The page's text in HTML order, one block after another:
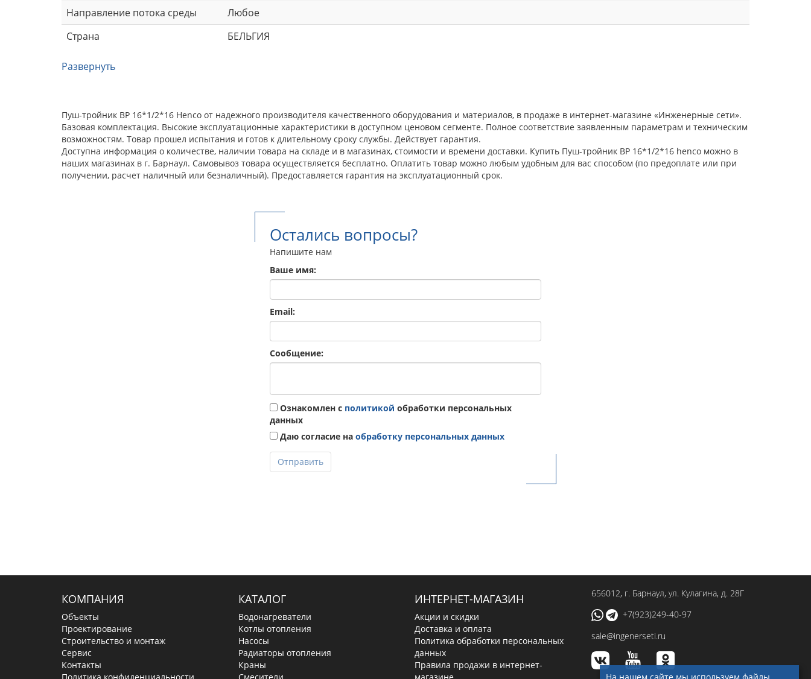
Направление потока среды
Любое
Страна
БЕЛЬГИЯ
Развернуть
Пуш-тройник ВР 16*1/2*16 Henco от надежного производителя качественного оборудования и материалов, в продаже в интернет-магазине «Инженерные сети».
Базовая комплектация. Высокие эксплуатационные характеристики в доступном ценовом сегменте. Полное соответствие заявленным параметрам и техническим
возможностям. Товар прошел испытания и готов к длительному сроку службы. Действует гарантия.
Доступна информация о количестве, наличии товара на складе и в магазинах, стоимости и времени доставки. Купить Пуш-тройник ВР 16*1/2*16 henco можно в
наших магазинах в г. Барнаул. Самовывоз товара осуществляется бесплатно. Оплатить товар можно любым удобным для вас способом (по предоплате или при
получении, расчет наличный или безналичный). Предоставляется гарантия на эксплуатационный срок.
Остались вопросы?
Напишите нам
Ваше имя:
Email:
Сообщение:
Ознакомлен с политикой обработки персональных
данных
Даю согласие на обработку персональных данных
Отправить
КОМПАНИЯ
Объекты
Проектирование
Строительство и монтаж
Сервис
Контакты
КАТАЛОГ
Водонагреватели
Котлы отопления
Насосы
Радиаторы отопления
Краны
ИНТЕРНЕТ-МАГАЗИН
Акции и скидки
Доставка и оплата
Политика обработки персональных
данных
Правила продажи в интернет-
656012, г. Барнаул, ул. Кулагина, д. 28Г
+7(923)249-40-97
sale@ingenerseti.ru